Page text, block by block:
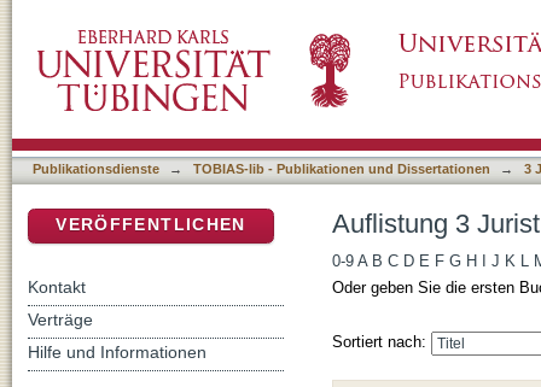
Publikationsdienste → TOBIAS-lib - Publikationen und Dissertationen → 3
Auflistung 3
0-9 A B C D E F G H J K L
Oder geben Sie die ersten
Sortiert nach:
VERÖFFENTLICHEN
Kontakt
Verträge
Hilfe und Informationen